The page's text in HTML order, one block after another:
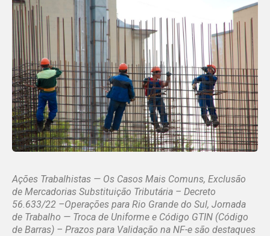
Ações Trabalhistas — Os Casos Mais Comuns, Exclusão
de Mercadorias Substituição Tributária – Decreto
56.633/22 –Operações para Rio Grande do Sul, Jornada
de Trabalho — Troca de Uniforme e Código GTIN (Código
de Barras) – Prazos para Validação na NF-e são destaques